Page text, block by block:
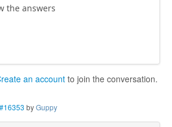
the answers
an account to join the conversation.
#16353 byGuppy